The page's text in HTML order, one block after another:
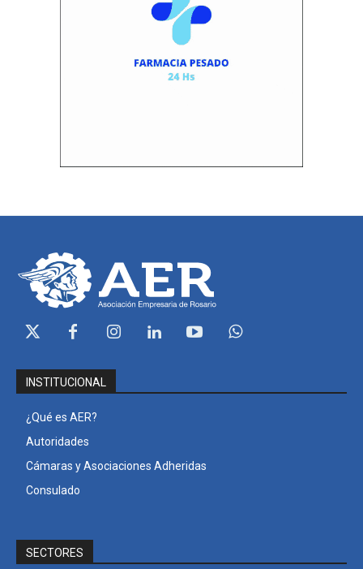
INSTITUCIONAL
¿Qué es AER?
Autoridades
Cámaras y Asociaciones Adheridas
Consulado
SECTORES